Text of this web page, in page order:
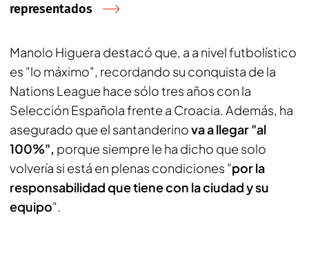
representados
Manolo Higuera destacó que, a a nivel futbolístico
es "lo máximo", recordando su conquista de la
Nations League hace sólo tres años con la
Selección Española frente a Croacia. Además, ha
asegurado que el santanderinova a llegar "al
100%", porque siempre le ha dicho que solo
volvería si está en plenas condiciones "por la
responsabilidad que tiene con la ciudad y su
equipo".